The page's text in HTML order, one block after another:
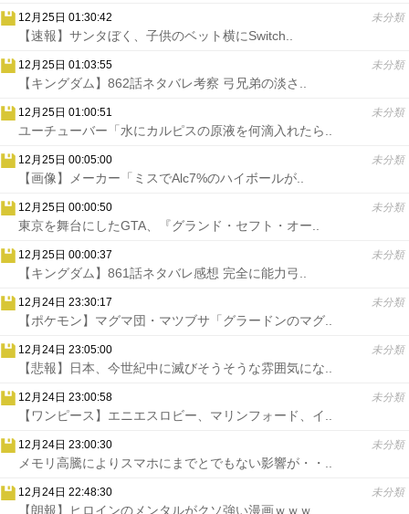
12月25日 01:30:42 未分類
【速報】サンタぼく、子供のベット横にSwitch..
12月25日 01:03:55 未分類
【キングダム】862話ネタバレ考察 弓兄弟の淡さ..
12月25日 01:00:51 未分類
ユーチューバー「水にカルピスの原液を何滴入れたら..
12月25日 00:05:00 未分類
【画像】メーカー「ミスでAlc7%のハイボールが..
12月25日 00:00:50 未分類
東京を舞台にしたGTA、『グランド・セフト・オー..
12月25日 00:00:37 未分類
【キングダム】861話ネタバレ感想 完全に能力弓..
12月24日 23:30:17 未分類
【ポケモン】マグマ団・マツブサ「グラードンのマグ..
12月24日 23:05:00 未分類
【悲報】日本、今世紀中に滅びそうそうな雰囲気にな..
12月24日 23:00:58 未分類
【ワンピース】エニエスロビー、マリンフォード、イ..
12月24日 23:00:30 未分類
メモリ高騰によりスマホにまでとでもない影響が・・..
12月24日 22:48:30 未分類
【朗報】ヒロインのメンタルがクソ強い漫画ｗｗｗ..